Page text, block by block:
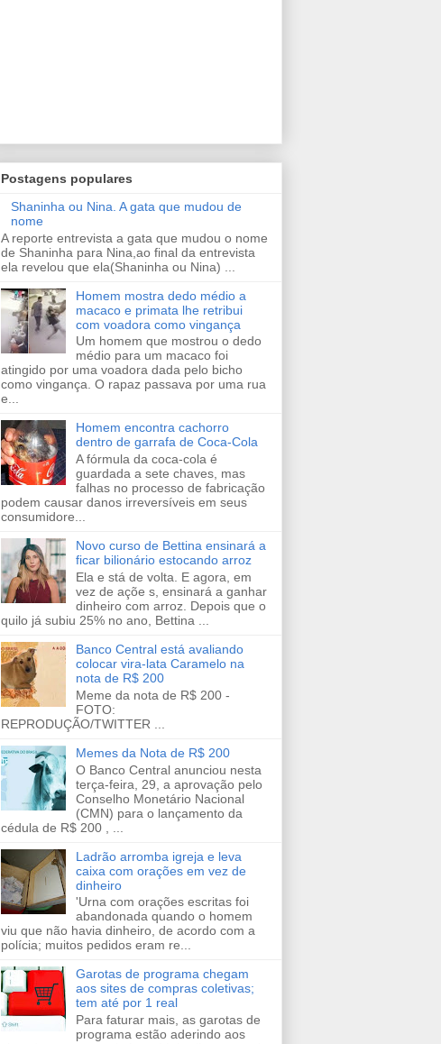
Postagens populares
Shaninha ou Nina. A gata que mudou de
nome
A reporte entrevista a gata que mudou o nome
de Shaninha para Nina,ao final da entrevista
ela revelou que ela(Shaninha ou Nina) ...
Homem mostra dedo médio a
macaco e primata lhe retribui
com voadora como vingança
Um homem que mostrou o dedo
médio para um macaco foi
atingido por uma voadora dada pelo bicho
como vingança. O rapaz passava por uma rua
e...
Homem encontra cachorro
dentro de garrafa de Coca-Cola
A fórmula da coca-cola é
guardada a sete chaves, mas
falhas no processo de fabricação
podem causar danos irreversíveis em seus
consumidore...
Novo curso de Bettina ensinará a
ficar bilionário estocando arroz
Ela e stá de volta. E agora, em
vez de açõe s, ensinará a ganhar
dinheiro com arroz. Depois que o
quilo já subiu 25% no ano, Bettina ...
Banco Central está avaliando
colocar vira-lata Caramelo na
nota de R$ 200
Meme da nota de R$ 200 -
FOTO:
REPRODUÇÃO/TWITTER ...
Memes da Nota de R$ 200
O Banco Central anunciou nesta
terça-feira, 29, a aprovação pelo
Conselho Monetário Nacional
(CMN) para o lançamento da
cédula de R$ 200 , ...
Ladrão arromba igreja e leva
caixa com orações em vez de
dinheiro
'Urna com orações escritas foi
abandonada quando o homem
viu que não havia dinheiro, de acordo com a
polícia; muitos pedidos eram re...
Garotas de programa chegam
aos sites de compras coletivas;
tem até por 1 real
Para faturar mais, as garotas de
programa estão aderindo aos